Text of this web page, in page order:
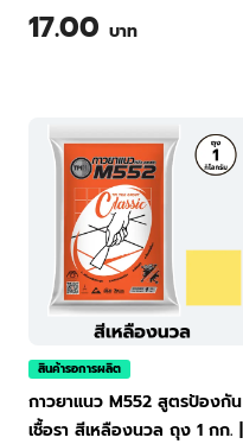
TPI Tile Grout Classic M552
(Dark Gray) 1 kg
17.00 บาท
สินค้ารอการผลิต
กาวยาแนว M552 สูตรป้องกัน
เชื้อรา สีเหลืองนวล ถุง 1 กก.